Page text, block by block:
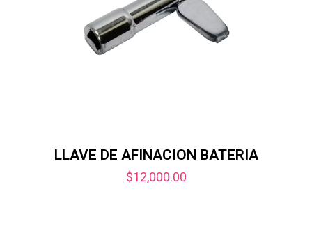
LLAVE DE AFINACION BATERIA
$12,000.00